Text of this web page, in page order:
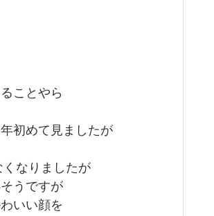
ことやら
初めて見ましたが
なりましたが
うですが
いい顔を